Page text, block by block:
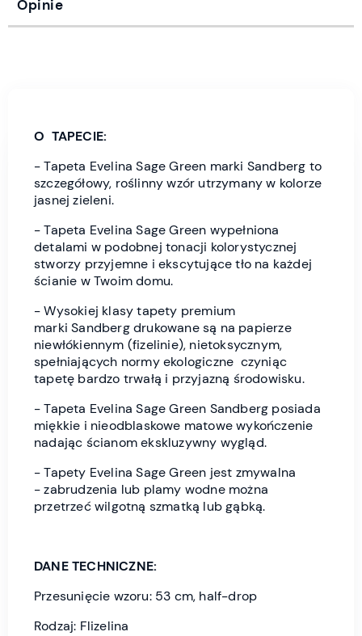
Opinie
O TAPECIE:
- Tapeta Evelina Sage Green marki Sandberg to
szczegółowy, roślinny wzór utrzymany w kolorze
jasnej zieleni.
- Tapeta Evelina Sage Green wypełniona
detalami w podobnej tonacji kolorystycznej
stworzy przyjemne i ekscytujące tło na każdej
ścianie w Twoim domu.
- Wysokiej klasy tapety premium
marki Sandberg drukowane są na papierze
niewłókiennym (fizelinie), nietoksycznym,
spełniających normy ekologiczne czyniąc
tapetę bardzo trwałą i przyjazną środowisku.
- Tapeta Evelina Sage Green Sandberg posiada
miękkie i nieodblaskowe matowe wykończenie
nadając ścianom ekskluzywny wygląd.
- Tapety Evelina Sage Green jest zmywalna
- zabrudzenia lub plamy wodne można
przetrzeć wilgotną szmatką lub gąbką.
DANE TECHNICZNE:
Przesunięcie wzoru: 53 cm, half-drop
Rodzaj: Flizelina